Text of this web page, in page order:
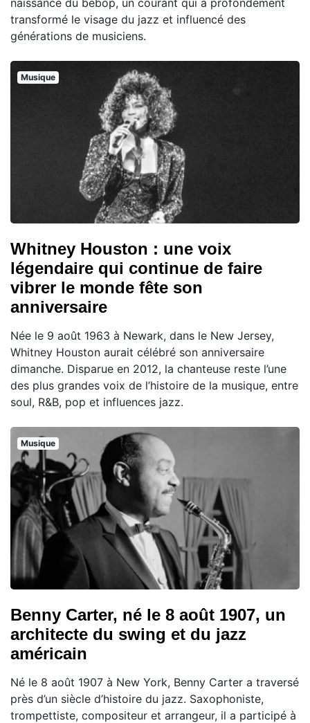
transformé le visage du jazz et influencé des
générations de musiciens.
Musique
Whitney Houston : une voix
légendaire qui continue de faire
vibrer le monde fête son
anniversaire
Née le 9 août 1963 à Newark, dans le New Jersey,
Whitney Houston aurait célébré son anniversaire
dimanche. Disparue en 2012, la chanteuse reste l’une
des plus grandes voix de l’histoire de la musique, entre
soul, R&B, pop et influences jazz.
Musique
Benny Carter, né le 8 août 1907, un
architecte du swing et du jazz
américain
Né le 8 août 1907 à New York, Benny Carter a traversé
près d’un siècle d’histoire du jazz. Saxophoniste,
trompettiste, compositeur et arrangeur, il a participé à